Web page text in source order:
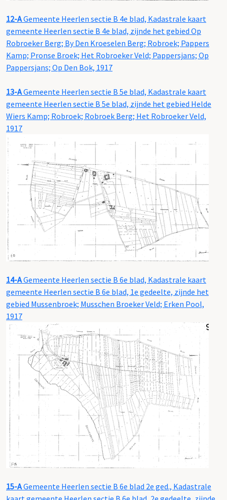
12-AGemeente Heerlen sectie B 4e blad, Kadastrale kaart
gemeente Heerlen sectie B 4e blad, zijnde het gebied Op
Robroeker Berg; By Den Kroeselen Berg; Robroek; Pappers
Kamp; Pronse Broek; Het Robroeker Veld; Pappersjans; Op
Pappersjans; Op Den Bok, 1917
13-AGemeente Heerlen sectie B 5e blad, Kadastrale kaart
gemeente Heerlen sectie B 5e blad, zijnde het gebied Helde
Wiers Kamp; Robroek; Robroek Berg; Het Robroeker Veld,
1917
14-AGemeente Heerlen sectie B 6e blad, Kadastrale kaart
gemeente Heerlen sectie B 6e blad, 1e gedeelte, zijnde het
gebied Mussenbroek; Musschen Broeker Veld; Erken Pool,
1917
15-AGemeente Heerlen sectie B 6e blad 2e ged., Kadastrale